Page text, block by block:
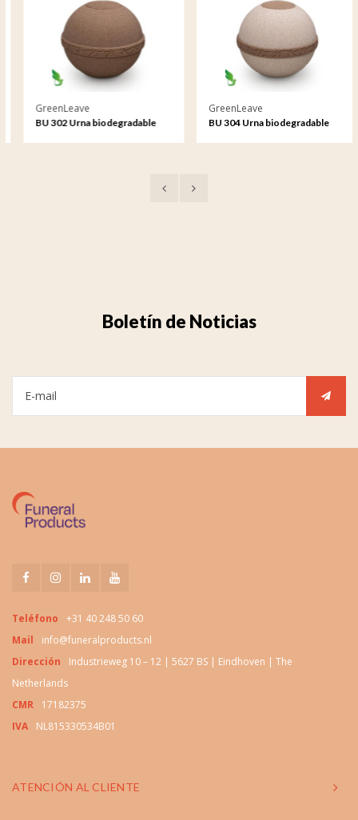
GreenLeave
BU 302 Urna biodegradable
GreenLeave
BU 304 Urna biodegradable
Boletín de Noticias
Teléfono
+31 40 248 50 60
Mail
info@funeralproducts.nl
Dirección
Industrieweg 10 – 12 | 5627 BS | Eindhoven | The
Netherlands
CMR
17182375
IVA
NL815330534B01
ATENCIÓN AL CLIENTE